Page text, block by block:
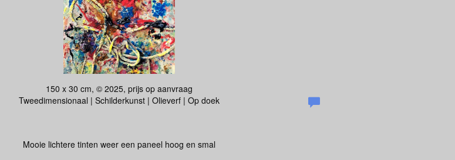
150 x 30 cm, © 2025, prijs op aanvraag
Tweedimensionaal | Schilderkunst | Olieverf | Op doek
Mooie lichtere tinten weer een paneel hoog en smal